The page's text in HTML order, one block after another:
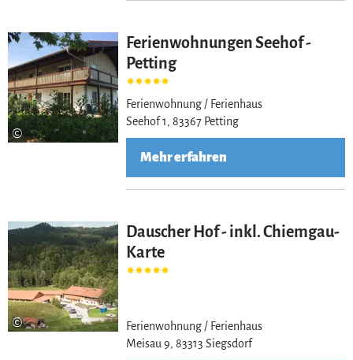
©
Ferienwohnungen Seehof -
Petting
Ferienwohnung / Ferienhaus
Seehof 1, 83367 Petting
Mehr erfahren
©
Dauscher Hof - inkl. Chiemgau-
Karte
Ferienwohnung / Ferienhaus
Meisau 9, 83313 Siegsdorf